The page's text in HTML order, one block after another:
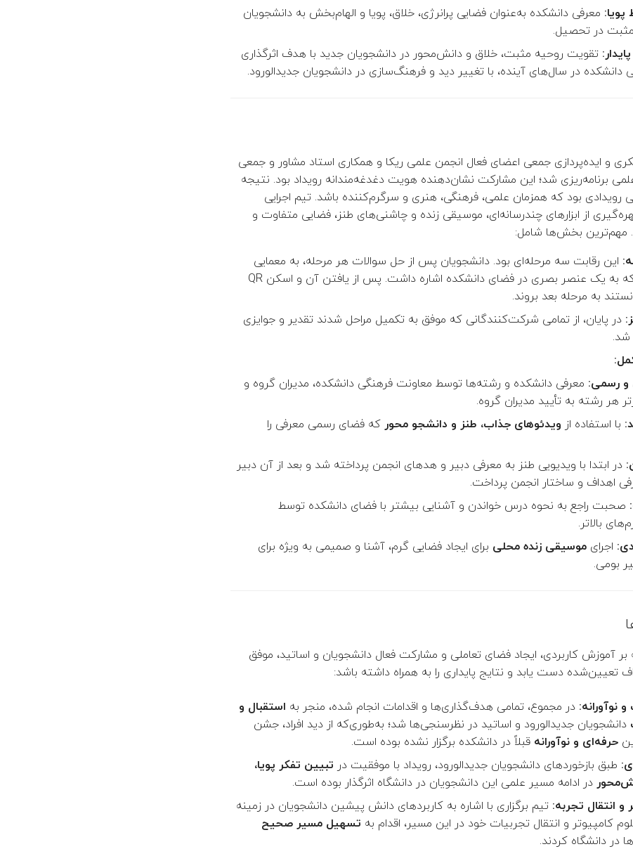
معرفی دانشکده به‌عنوان فضایی پرانرژی، خلاق، پویا و الهام‌بخش به دانشجویان
در تحصیل.
تقویت روحیه مثبت، خلاق و دانش‌محور در دانشجویان جدید با هدف اثرگذاری
دانشکده در سال‌های آینده، با تغییر دید و فرهنگ‌سازی در دانشجویان جدیدالورود.
و ایده‌پردازی جمعی اعضای فعال انجمن علمی ریکا و همکاری استاد مشاور و جمعی
برنامه‌ریزی شد؛ این مشارکت نشان‌دهنده هویت دغدغه‌مندانه رویداد بود. نتیجه
رویدادی بود که همزمان علمی، فرهنگی، هنری و سرگرم‌کننده باشد. تیم اجرایی
از ابزارهای چندرسانه‌ای، موسیقی زنده و چاشنی‌های طنز، فضایی متفاوت و
مهم‌ترین بخش‌ها شامل:
این رقابت سه مرحله‌ای بود. دانشجویان پس از حل سوالات هر مرحله، به معمایی
برمی‌خوردند که به یک عنصر بصری در فضای دانشکده اشاره داشت. پس از یافتن آن و اسکن QR
در پایان، از تمامی شرکت‌کنندگانی که موفق به تکمیل مراحل شدند تقدیر و جوایزی
شد.
و رسمی: معرفی دانشکده و رشته‌ها توسط معاونت فرهنگی دانشکده، مدیران گروه و
هر رشته به تأیید مدیران گروه.
با استفاده از ویدئوهای جذاب، طنز و دانشجو محورکه فضای رسمی معرفی را
در ابتدا با ویدیویی طنز به معرفی دبیر و هدهای انجمن پرداخته شد و بعد از آن دبیر
اهداف و ساختار انجمن پرداخت.
صحبت راجع به نحوه درس خواندن و آشنایی بیشتر با فضای دانشکده توسط
بالاتر.
اجرای موسیقی زنده محلی برای ایجاد فضایی گرم، آشنا و صمیمی به ویژه برای
بومی.
بر آموزش کاربردی، ایجاد فضای تعاملی و مشارکت فعال دانشجویان و اساتید، موفق
تعیین‌شده دست یابد و نتایج پایداری را به همراه داشته باشد:
نوآورانه: در مجموع، تمامی هدف‌گذاری‌ها و اقدامات انجام شده، منجر به استقبال و
دانشجویان جدید‌الورود و اساتید در نظرسنجی‌ها شد؛ به‌طوری‌که از دید افراد، جشن
حرفه‌ای و نوآورانه قبلاً در دانشکده برگزار نشده بوده است.
طبق بازخوردهای دانشجویان جدیدالورود، رویداد با موفقیت در تبیین تفکر پویا،
در ادامه مسیر علمی این دانشجویان در دانشگاه اثرگذار بوده است.
انتقال تجربه: تیم برگزاری با اشاره به کاربردهای دانش پیشین دانشجویان در زمینه
کامپیوتر و انتقال تجربیات خود در این مسیر، اقدام به تسهیل مسیر صحیح
در دانشگاه کردند.